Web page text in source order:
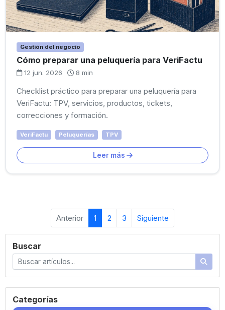
Gestión del negocio
Cómo preparar una peluquería para VeriFactu
12 jun. 2026 8 min
Checklist práctico para preparar una peluquería para
VeriFactu: TPV, servicios, productos, tickets,
correcciones y formación.
VeriFactu Peluquerías TPV
Leer más
Anterior 1 2 3 Siguiente
Buscar
Categorías